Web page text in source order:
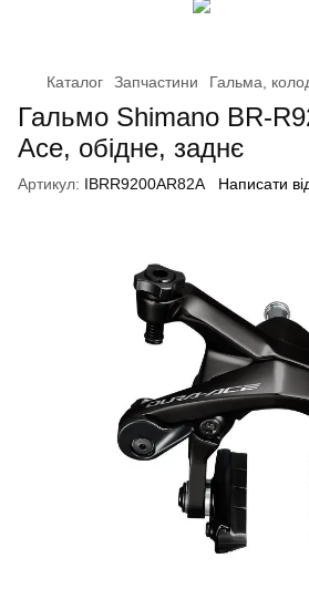
Каталог Запчастини Гальма,
Гальмо Shimano BR-
Ace, обідне, заднє
Артикул: IBRR9200AR82A Написати